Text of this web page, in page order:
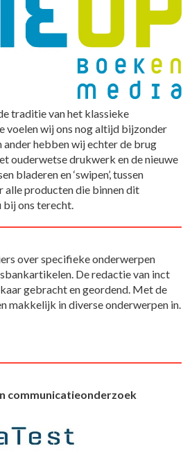
traditie van het klassieke
voelen wij ons nog altijd bijzonder
ander hebben wij echter de brug
ouderwetse drukwerk en de nieuwe
bladeren en ‘swipen’, tussen
alle producten die binnen dit
bij ons terecht.
over specifieke onderwerpen
De redactie van inct
gebracht en geordend. Met de
makkelijk in diverse onderwerpen in.
communicatieonderzoek